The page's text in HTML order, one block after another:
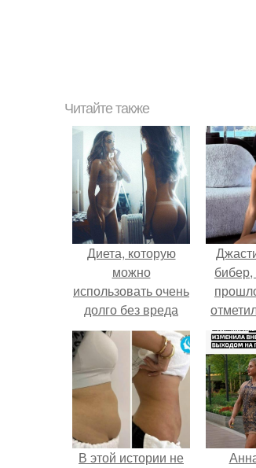
Читайте также
Диета, которую
можно
использовать очень
долго без вреда
для здоровья!
В этой истории не